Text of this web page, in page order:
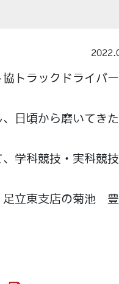
トラックドライバー
日頃から磨いてき
学科競技・実科競
立東支店の菊池